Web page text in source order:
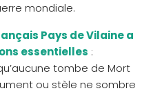
mondiale.
Pays de Vilaine a
essentielles :
tombe de Mort
ou stèle ne sombre